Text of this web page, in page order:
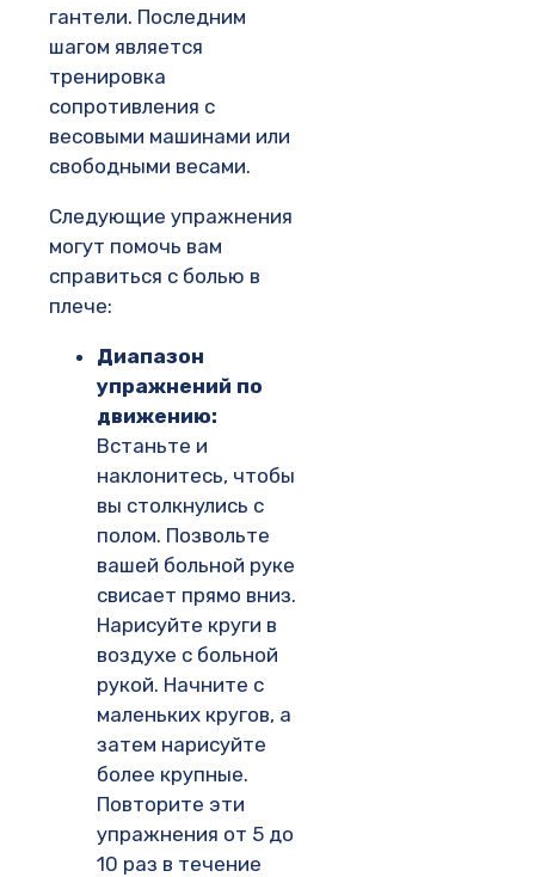
гантели. Последним
шагом является
тренировка
сопротивления с
весовыми машинами или
свободными весами.
Следующие упражнения
могут помочь вам
справиться с болью в
плече:
Диапазон
упражнений по
движению:
Встаньте и
наклонитесь, чтобы
вы столкнулись с
полом. Позвольте
вашей больной руке
свисает прямо вниз.
Нарисуйте круги в
воздухе с больной
рукой. Начните с
маленьких кругов, а
затем нарисуйте
более крупные.
Повторите эти
упражнения от 5 до
10 раз в течение